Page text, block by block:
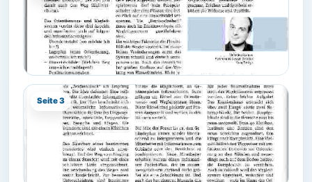
Seite 3